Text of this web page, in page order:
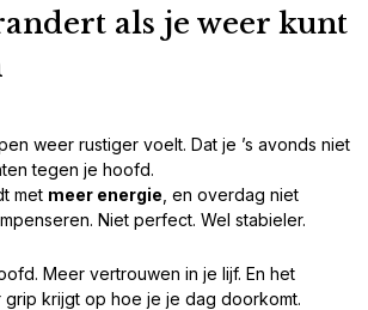
als je weer kunt
weer rustiger voelt. Dat je ’s avonds niet
tegen je hoofd.
met meer energie , en overdag niet
Niet perfect. Wel stabieler.
Meer vertrouwen in je lijf. En het
krijgt op hoe je je dag doorkomt.